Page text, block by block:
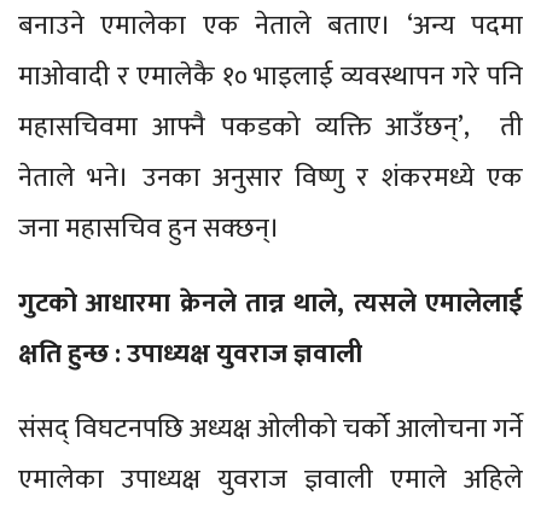
बनाउने एमालेका एक नेताले बताए। ‘अन्य पदमा
माओवादी र एमालेकै १० भाइलाई व्यवस्थापन गरे पनि
महासचिवमा आफ्नै पकडको व्यक्ति आउँछन्’, ती
नेताले भने। उनका अनुसार विष्णु र शंकरमध्ये एक
जना महासचिव हुन सक्छन्।
गुटको आधारमा क्रेनले तान्न थाले, त्यसले एमालेलाई
क्षति हुन्छ : उपाध्यक्ष युवराज ज्ञवाली
संसद् विघटनपछि अध्यक्ष ओलीको चर्को आलोचना गर्ने
एमालेका उपाध्यक्ष युवराज ज्ञवाली एमाले अहिले